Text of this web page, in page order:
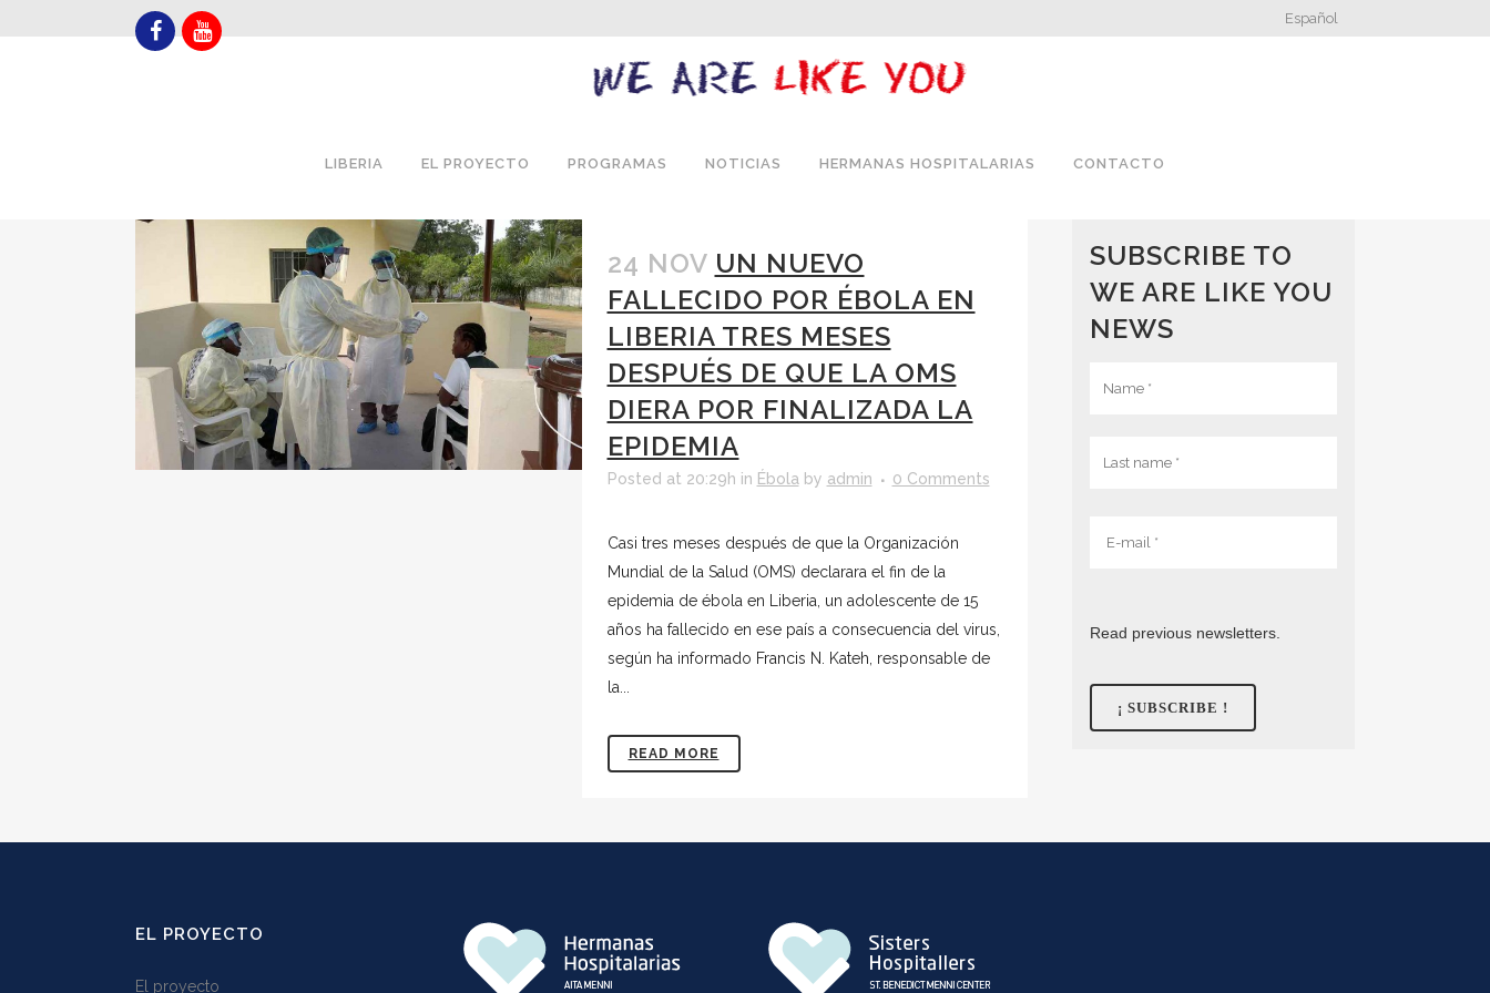
Español
LIBERIA EL PROYECTO PROGRAMAS NOTICIAS HERMANAS HOSPITALARIAS CONTACTO
24 NOV UN NUEVO
FALLECIDO POR ÉBOLA EN
LIBERIA TRES MESES
DESPUÉS DE QUE LA OMS
DIERA POR FINALIZADA LA
EPIDEMIA
Posted at 20:29h in Ébola by admin 0 Comments
Casi tres meses después de que la Organización
Mundial de la Salud (OMS) declarara el fin de la
epidemia de ébola en Liberia, un adolescente de 15
años ha fallecido en ese país a consecuencia del virus,
según ha informado Francis N. Kateh, responsable de
la...
READ MORE
SUBSCRIBE TO
WE ARE LIKE YOU
NEWS
Read previous newsletters.
EL PROYECTO
El proyecto